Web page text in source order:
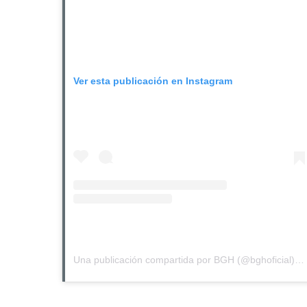
Ver esta publicación en Instagram
Una publicación compartida por BGH (@bghoficial)
el